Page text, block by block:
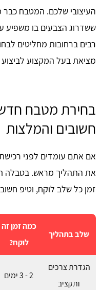
העיצובי שלכם. המטבח
ששדרוג הצבעים בו משפיע
רבים ברחובות מחליטים
מציאת בעל המקצוע
בחירת מטבח
חשובים והמלצות
אם אתם עומדים לפני
את התהליך מראש. בטבלה
זמן כל שלב לוקח, וטיפ
שלב בתהליך
כמה זמן זה
לוקח?
הגדרת צרכים
ותקציב
2 - 3 ימים